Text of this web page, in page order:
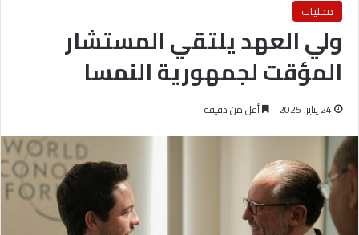
محليات
ولي العهد يلتقي المستشار
المؤقت لجمهورية النمسا
24 يناير، 2025 أقل من دقيقة